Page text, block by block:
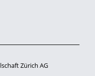
Zürich AG